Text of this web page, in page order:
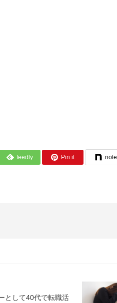
feedly Pin it note
として40代で転職活